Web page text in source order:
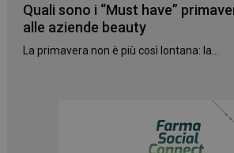
Quali sono i “Must have”
alle aziende beauty
La primavera non è più così lontana: la...